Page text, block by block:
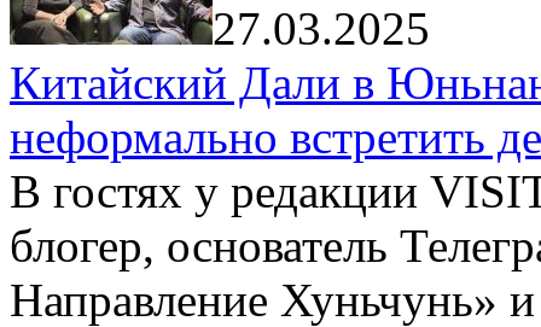
27.03.2025
Китайский Дали в
неформально встретить
В гостях у редакции
блогер, основатель
Направление Хуньчунь»